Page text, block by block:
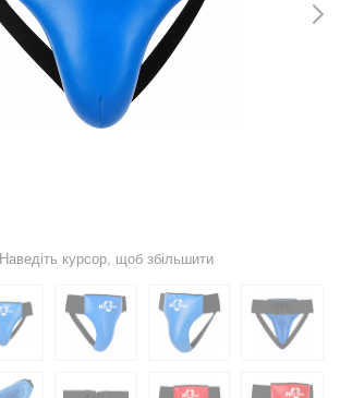
Наведіть курсор, щоб збільшити